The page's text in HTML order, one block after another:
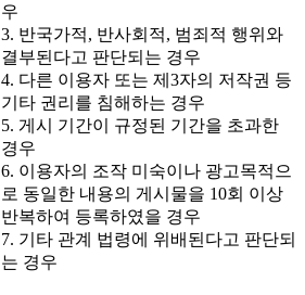
우
3. 반국가적, 반사회적, 범죄적 행위와
결부된다고 판단되는 경우
4. 다른 이용자 또는 제3자의 저작권 등
기타 권리를 침해하는 경우
5. 게시 기간이 규정된 기간을 초과한
경우
6. 이용자의 조작 미숙이나 광고목적으
로 동일한 내용의 게시물을 10회 이상
반복하여 등록하였을 경우
7. 기타 관계 법령에 위배된다고 판단되
는 경우